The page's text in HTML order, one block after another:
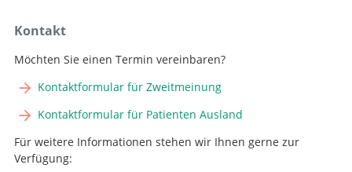
Kontakt
Möchten Sie einen Termin vereinbaren?
Kontaktformular für Zweitmeinung
Kontaktformular für Patienten Ausland
Für weitere Informationen stehen wir Ihnen gerne zur
Verfügung: